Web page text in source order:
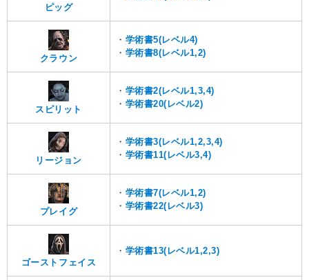
ピッグ
クラウン
・ 学術書5(レベル4)
・ 学術書8(レベル1,2)
スピリット
・ 学術書2(レベル1,3,4)
・ 学術書20(レベル2)
リージョン
・ 学術書3(レベル1,2,3,4)
・ 学術書11(レベル3,4)
プレイグ
・ 学術書7(レベル1,2)
・ 学術書22(レベル3)
ゴーストフェイス
・ 学術書13(レベル1,2,3)